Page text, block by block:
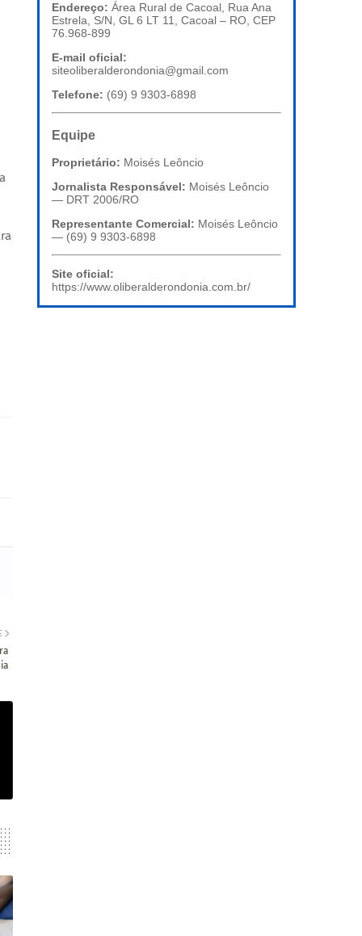
Endereço: Área Rural de Cacoal, Rua Ana
Estrela, S/N, GL 6 LT 11, Cacoal – RO, CEP
76.968-899
E-mail oficial:
siteoliberalderondonia@gmail.com
Telefone: (69) 9 9303-6898
Equipe
Proprietário: Moisés Leôncio
Jornalista Responsável: Moisés Leôncio
— DRT 2006/RO
Representante Comercial: Moisés Leôncio
— (69) 9 9303-6898
Site oficial:
https://www.oliberalderondonia.com.br/